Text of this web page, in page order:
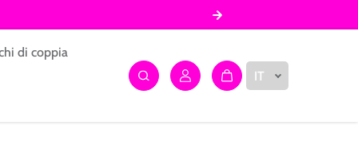
di coppia
IT